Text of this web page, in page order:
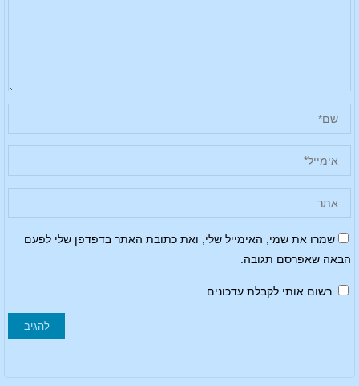
שמרו את שמי, האימייל שלי, ואת כתובת האתר בדפדפן שלי לפעם
הבאה שאפרסם תגובה.
רשום אותי לקבלת עדכונים